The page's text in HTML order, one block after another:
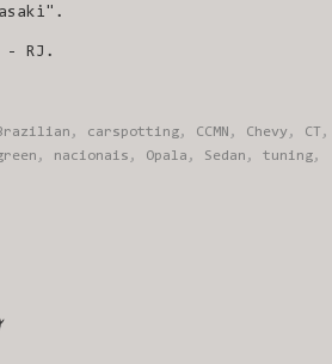
- RJ.
, carspotting, CCMN , Chevy , CT,
, nacionais , Opala , Sedan , tuning,